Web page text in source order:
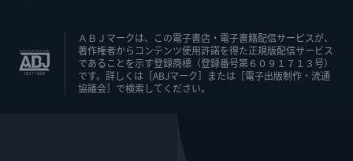
ＡＢＪマークは、この電子書店・電子書籍配信サービスが、
著作権者からコンテンツ使用許諾を得た正規版配信サービス
であることを示す登録商標（登録番号第６０９１７１３号）
です。詳しくは［ABJマーク］または［電子出版制作・流通
協議会］で検索してください。